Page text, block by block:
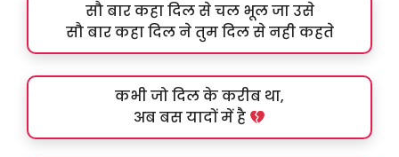
सौ बार कहा दिल से चल भूल जा उसे
सौ बार कहा दिल ने तुम दिल से नही कहते
कभी जो दिल के करीब था,
अब बस यादों में है